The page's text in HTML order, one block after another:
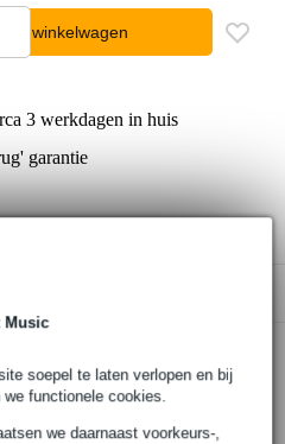
Music
soepel te laten verlopen en bij
functionele cookies.
we daarnaast voorkeurs-,
In winkelwagen
3 werkdagen in huis
garantie